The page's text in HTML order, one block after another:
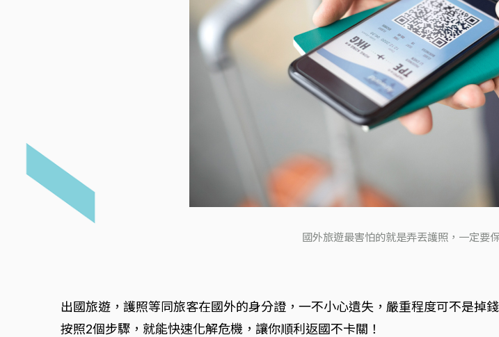
國外旅遊最害怕的就是弄丟護照，一定要
出國旅遊，護照等同旅客在國外的身分證，一不小心遺失，嚴重程度可不是掉
按照2個步驟，就能快速化解危機，讓你順利返國不卡關！